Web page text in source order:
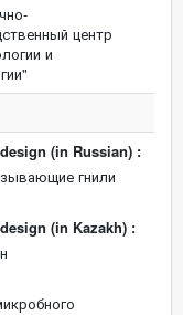
центр
и
(in Russian) :
гнили
(in Kazakh) :